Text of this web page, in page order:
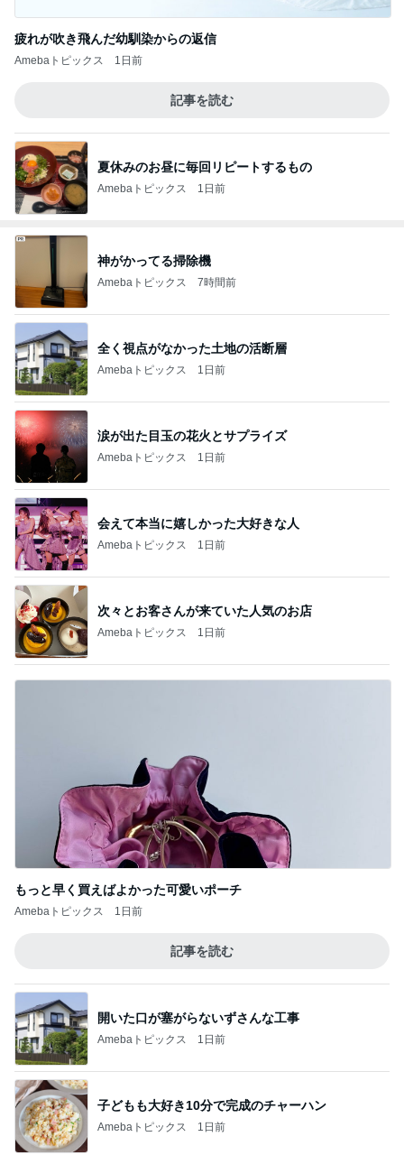
疲れが吹き飛んだ幼馴染からの返信
Amebaトピックス 1日前
記事を読む
夏休みのお昼に毎回リピートするもの
Amebaトピックス 1日前
神がかってる掃除機
Amebaトピックス 7時間前
全く視点がなかった土地の活断層
Amebaトピックス 1日前
涙が出た目玉の花火とサプライズ
Amebaトピックス 1日前
会えて本当に嬉しかった大好きな人
Amebaトピックス 1日前
次々とお客さんが来ていた人気のお店
Amebaトピックス 1日前
もっと早く買えばよかった可愛いポーチ
Amebaトピックス 1日前
記事を読む
開いた口が塞がらないずさんな工事
Amebaトピックス 1日前
子どもも大好き10分で完成のチャーハン
Amebaトピックス 1日前